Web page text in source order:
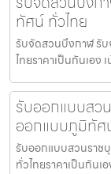
ทัศน์ ทั่วไทย
รับจัดสวนบึงกาฬ รั
ไทยราคาเป็นกันเอ
รับออกแบบสว
ออกแบบภูมิทัศ
รับออกแบบสวนรา
ทั่วไทยราคาเป็นกัน